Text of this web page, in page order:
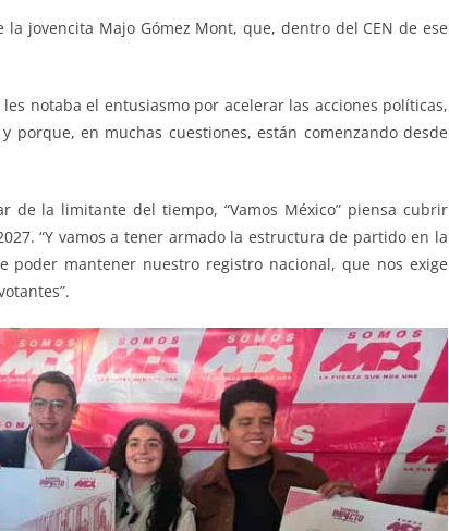
jovencita Majo Gómez Mont, que, dentro del CEN de ese
notaba el entusiasmo por acelerar las acciones políticas,
en muchas cuestiones, están comenzando desde
de la limitante del tiempo, “Vamos México” piensa cubrir
“Y vamos a tener armado la estructura de partido en la
mantener nuestro registro nacional, que nos exige